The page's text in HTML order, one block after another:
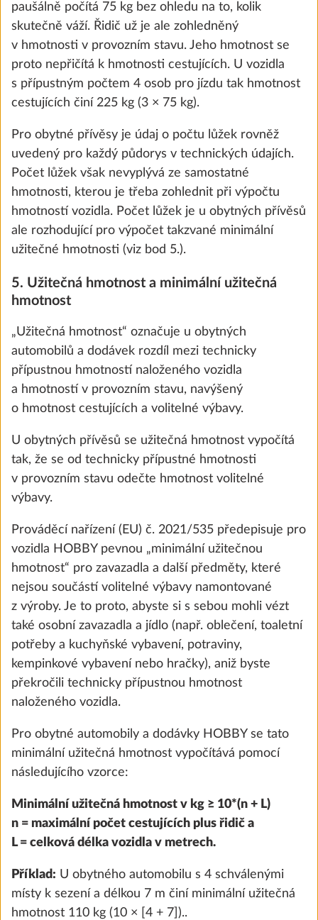
the future. You can find more information about
cookies and customization options by clicking on
the "Show details" link.
Koberec v obytném prostoru,
vyjímatelný
Další
10,0 kg
regulace otáček Hobby
9 900 Kč
Přidat
Ambientní osvětlení, provedení
0,3 kg
9 700 Kč
paušálně počítá 75 kg bez ohledu na to, kolik
skutečně váží. Řidič už je ale zohledněný
v hmotnosti v provozním stavu. Jeho hmotnost se
proto nepřičítá k hmotnosti cestujících. U vozidla
s přípustným počtem 4 osob pro jízdu tak hmotnost
cestujících činí 225 kg (3 × 75 kg).
Pro obytné přívěsy je údaj o počtu lůžek rovněž
uvedený pro každý půdorys v technických údajích.
Počet lůžek však nevyplývá ze samostatné
hmotnosti, kterou je třeba zohlednit při výpočtu
hmotností vozidla. Počet lůžek je u obytných přívěsů
ale rozhodující pro výpočet takzvané minimální
užitečné hmotnosti (viz bod 5.).
5. Užitečná hmotnost a minimální užitečná
hmotnost
„Užitečná hmotnost“ označuje u obytných
automobilů a dodávek rozdíl mezi technicky
přípustnou hmotností naloženého vozidla
a hmotností v provozním stavu, navýšený
o hmotnost cestujících a volitelné výbavy.
U obytných přívěsů se užitečná hmotnost vypočítá
tak, že se od technicky přípustné hmotnosti
v provozním stavu odečte hmotnost volitelné
výbavy.
Prováděcí nařízení (EU) č. 2021/535 předepisuje pro
vozidla HOBBY pevnou „minimální užitečnou
hmotnost“ pro zavazadla a další předměty, které
nejsou součástí volitelné výbavy namontované
z výroby. Je to proto, abyste si s sebou mohli vézt
také osobní zavazadla a jídlo (např. oblečení, toaletní
potřeby a kuchyňské vybavení, potraviny,
kempinkové vybavení nebo hračky), aniž byste
překročili technicky přípustnou hmotnost
naloženého vozidla.
Pro obytné automobily a dodávky HOBBY se tato
minimální užitečná hmotnost vypočítává pomocí
následujícího vzorce:
Minimální užitečná hmotnost v kg ≥ 10*(n + L)
n = maximální počet cestujících plus řidič a
L = celková délka vozidla v metrech.
Příklad: U obytného automobilu s 4 schválenými
místy k sezení a délkou 7 m činí minimální užitečná
hmotnost 110 kg (10 × [4 + 7])..